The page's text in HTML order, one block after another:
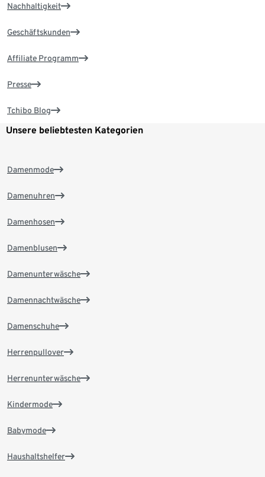
Nachhaltigkeit
Geschäftskunden
Affiliate Programm
Presse
Tchibo Blog
Unsere beliebtesten Kategorien
Damenmode
Damenuhren
Damenhosen
Damenblusen
Damenunterwäsche
Damennachtwäsche
Damenschuhe
Herrenpullover
Herrenunterwäsche
Kindermode
Babymode
Haushaltshelfer